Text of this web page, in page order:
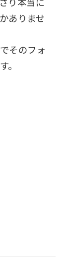
ありませ
そのフォ
。